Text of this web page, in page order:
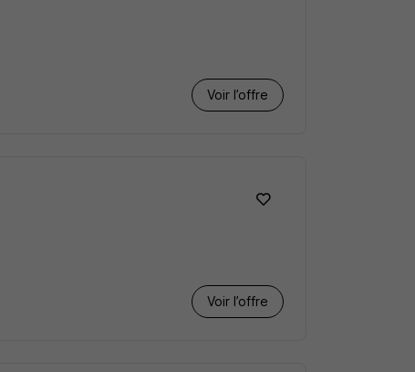
Voir l’offre
Voir l’offre